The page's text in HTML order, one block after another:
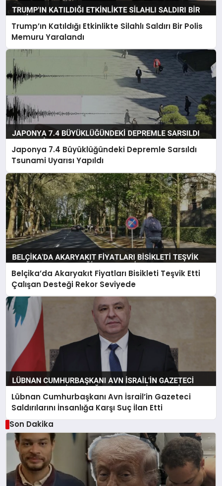
Trump’ın Katıldığı Etkinlikte Silahlı Saldırı Bir Polis
Memuru Yaralandı
Japonya 7.4 Büyüklüğündeki Depremle Sarsıldı
Tsunami Uyarısı Yapıldı
Belçika’da Akaryakıt Fiyatları Bisikleti Teşvik Etti
Çalışan Desteği Rekor Seviyede
Lübnan Cumhurbaşkanı Avn İsrail’in Gazeteci
Saldırılarını İnsanlığa Karşı Suç İlan Etti
Son Dakika